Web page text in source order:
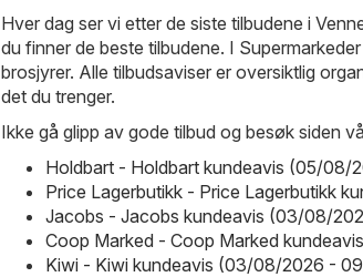
Hver dag ser vi etter de siste tilbudene i
du finner de beste tilbudene. I
brosjyrer. Alle tilbudsaviser er oversiktlig
det du trenger.
Ikke gå glipp av gode tilbud og besøk siden
Holdbart - Holdbart kundeavis (05/08/
Price Lagerbutikk - Price Lagerbutikk
Jacobs - Jacobs kundeavis (03/08/
Coop Marked - Coop Marked
Kiwi - Kiwi kundeavis (03/08/2026 -